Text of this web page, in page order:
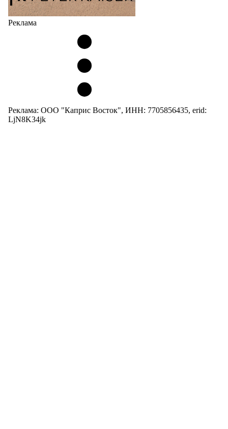
Реклама
Реклама: ООО "Каприс Восток", ИНН: 7705856435, erid:
LjN8K34jk